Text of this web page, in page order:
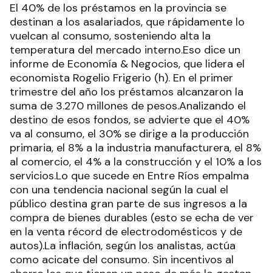
El 40% de los préstamos en la provincia se
destinan a los asalariados, que rápidamente lo
vuelcan al consumo, sosteniendo alta la
temperatura del mercado interno.Eso dice un
informe de Economía & Negocios, que lidera el
economista Rogelio Frigerio (h). En el primer
trimestre del año los préstamos alcanzaron la
suma de 3.270 millones de pesos.Analizando el
destino de esos fondos, se advierte que el 40%
va al consumo, el 30% se dirige a la producción
primaria, el 8% a la industria manufacturera, el 8%
al comercio, el 4% a la construcción y el 10% a los
servicios.Lo que sucede en Entre Ríos empalma
con una tendencia nacional según la cual el
público destina gran parte de sus ingresos a la
compra de bienes durables (esto se echa de ver
en la venta récord de electrodomésticos y de
autos).La inflación, según los analistas, actúa
como acicate del consumo. Sin incentivos al